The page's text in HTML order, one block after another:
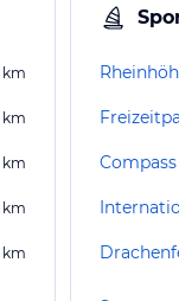
km
km
km
km
km